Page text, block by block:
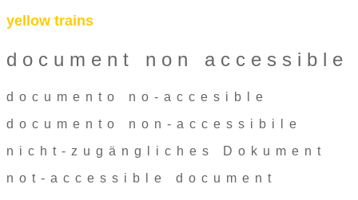
yellow trains
document non accessible
documento no-accesible
documento non-accessibile
nicht-zugängliches Dokument
not-accessible document